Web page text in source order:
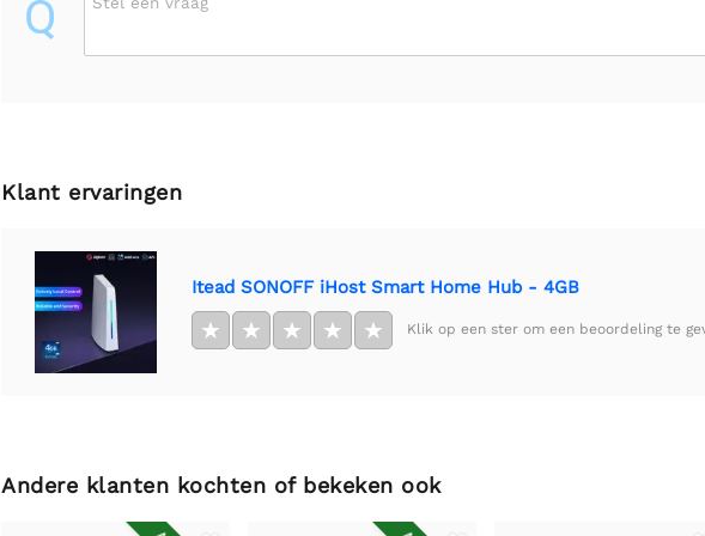
Q
Klant ervaringen
Itead SONOFF iHost Smart Home Hub - 4GB
★ ★ ★ ★ ★ Klik op een ster om een beoordeling te
Andere klanten kochten of bekeken ook